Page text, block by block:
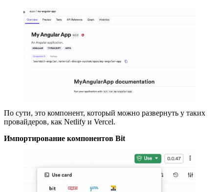
По сути, это компонент, который можно развернуть у таких
провайдеров, как Netlify и Vercel.
Импортирование компонентов Bit